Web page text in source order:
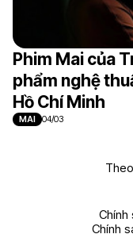
Phim Mai của
phẩm nghệ
Hồ Chí Minh
MAI 04/03
Chính
Chính